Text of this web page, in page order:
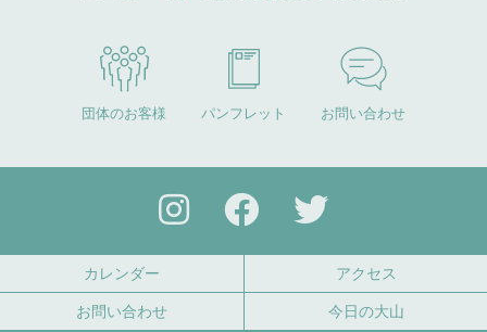
団体のお客様 パンフレット お問い合わせ
カレンダー アクセス
お問い合わせ 今日の大山